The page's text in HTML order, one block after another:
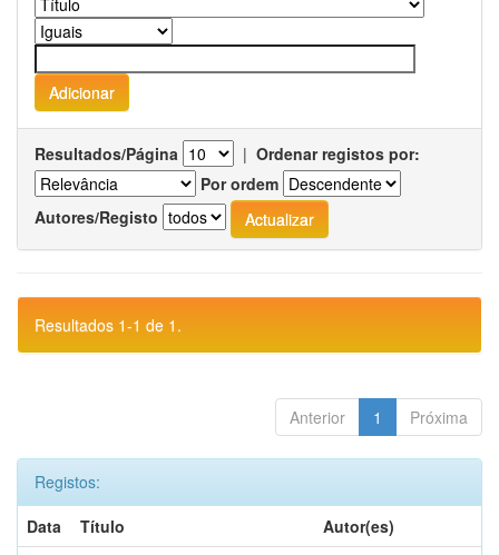
Resultados/Página | Ordenar registos por:
Por ordem
Autores/Registo
Resultados 1-1 de 1.
Anterior 1 Próxima
Registos:
Data
Título
Autor(es)